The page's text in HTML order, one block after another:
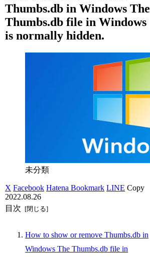
Thumbs.db in Windows The
Thumbs.db file in Windows
is normally hidden.
未分類
X Facebook Hatena Bookmark LINE Copy
2022.08.26
目次
How to show or remove Thumbs.db in
Windows The Thumbs.db file in